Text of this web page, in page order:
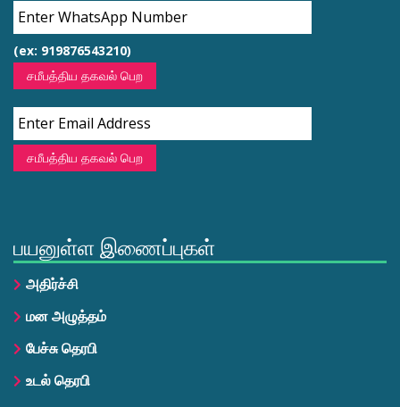
(ex: 919876543210)
சமீபத்திய தகவல் பெற
சமீபத்திய தகவல் பெற
பயனுள்ள இணைப்புகள்
அதிர்ச்சி
மன அழுத்தம்
பேச்சு தெரபி
உடல் தெரபி